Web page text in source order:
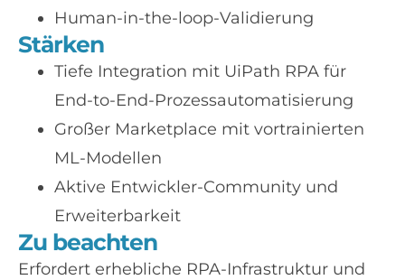
Human-in-the-loop-Validierung
Stärken
Tiefe Integration mit UiPath RPA für
End-to-End-Prozessautomatisierung
Großer Marketplace mit vortrainierten
ML-Modellen
Aktive Entwickler-Community und
Erweiterbarkeit
Zu beachten
Erfordert erhebliche RPA-Infrastruktur und